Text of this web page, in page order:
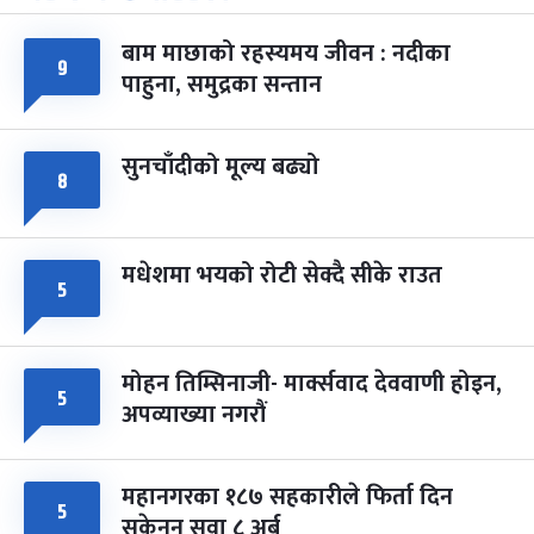
आइत चैत्र ७, २०८३-Mar 21, 2027
८
सोम
फागुपूर्णिमा
चैत्र ८, २०८३-Mar 22, 2027
७ महिना बाँकी
९ बाम माछाको रहस्यमय जीवन : नदीका
पाहुना, समुद्रका सन्तान
८ सुनचाँदीको मूल्य बढ्यो
५ मधेशमा भयको रोटी सेक्दै सीके राउत
५ मोहन तिम्सिनाजी- मार्क्सवाद देववाणी होइन,
अपव्याख्या नगरौं
५ महानगरका १८७ सहकारीले फिर्ता दिन